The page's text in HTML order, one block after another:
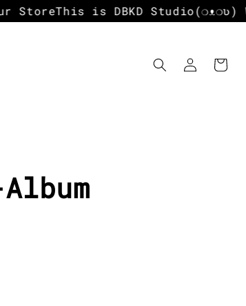
StoreThis is DBKD Studio(❍ᴥ❍ʋ)